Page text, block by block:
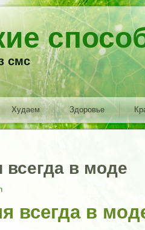
смс
Худаем Здоровье
в моде
всегда в